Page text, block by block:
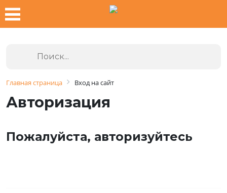
Главная страница Вход на сайт
Авторизация
Пожалуйста, авторизуйтесь